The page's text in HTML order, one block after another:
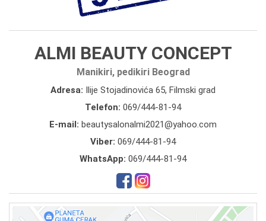
ALMI BEAUTY CONCEPT
Manikiri, pedikiri Beograd
Adresa: Ilije Stojadinovića 65, Filmski grad
Telefon: 069/444-81-94
E-mail: beautysalonalmi2021@yahoo.com
Viber: 069/444-81-94
WhatsApp: 069/444-81-94